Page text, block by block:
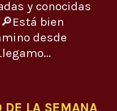
y conocidas
bien
desde
DE LA SEMANA